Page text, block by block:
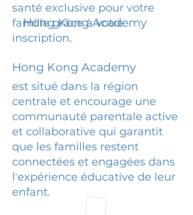
santé exclusive pour votre
famille grâce à votre
inscription.
Hong Kong Academy
Hong Kong Academy
est situé dans la région
centrale et encourage une
communauté parentale active
et collaborative qui garantit
que les familles restent
connectées et engagées dans
l'expérience éducative de leur
enfant.